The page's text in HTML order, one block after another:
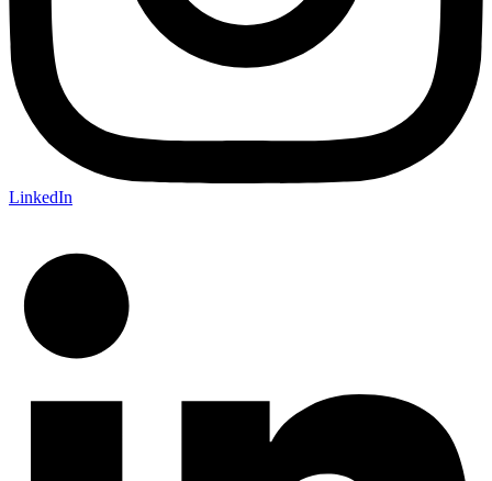
LinkedIn